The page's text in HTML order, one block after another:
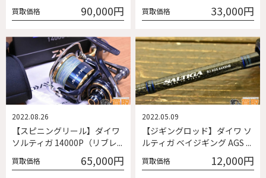
買取価格 90,000円 買取価格 33,000円
【スピニングリール】ダイワ
ソルティガ 14000P（リブレ...
2022.08.26
買取価格 65,000円
【ジギングロッド】ダイワ ソ
ルティガ ベイジギング AGS ...
2022.05.09
買取価格 12,000円